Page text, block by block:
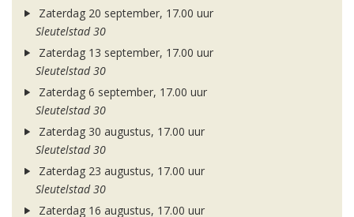
Zaterdag 20 september, 17.00 uur
Sleutelstad 30
Zaterdag 13 september, 17.00 uur
Sleutelstad 30
Zaterdag 6 september, 17.00 uur
Sleutelstad 30
Zaterdag 30 augustus, 17.00 uur
Sleutelstad 30
Zaterdag 23 augustus, 17.00 uur
Sleutelstad 30
Zaterdag 16 augustus, 17.00 uur